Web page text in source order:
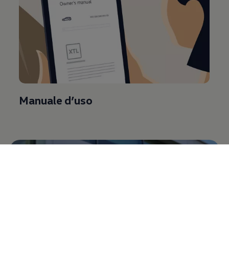
Manuale d’uso